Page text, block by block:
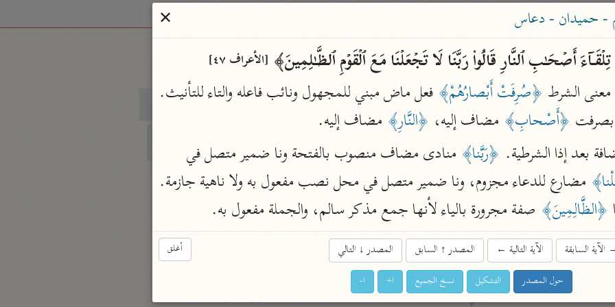
ساهم معنا في نشر القرآن والعلم الشرعي
الباحث القرآني
علوم مصاحف معاجم
Type 2 or
Type 1 or
more
characters
for results.
عامّة
فتح البيان
صديق حسن خان (١٣٠٧ هـ)
نحو ١٢ مجلدًا
فتح القدير
الشوكاني (١٢٥٠ هـ)
معاصرة
الميسر
مجمع الملك فهد
مركز تفسير
- حميدان - دعاس
✕
أَصۡحَـٰبِ ٱلنَّارِ قَالُوا۟ رَبَّنَا لَا تَجۡعَلۡنَا مَعَ ٱلۡقَوۡمِ ٱلظَّـٰلِمِینَ﴾ [الأعراف ٤٧]
الشرط ﴿صُرِفَتْ أَبْصارُهُمْ﴾ فعل ماض مبني للمجهول ونائب فاعله والتاء للتأنيث.
﴿أَصْحابِ﴾ مضاف إليه، ﴿النَّارِ﴾ مضاف إليه.
بعد إذا الشرطية. ﴿رَبَّنا﴾
مضارع للدعاء مجزوم، ونا ضمير متصل في محل نصب مفعول به ولا ناهية جازمة.
﴿الظَّالِمِينَ﴾ صفة مجرورة بالياء لأنها جمع مذكر سالم، والجملة مفعول به.
أغلق الآية السابقة الآية التالية ← المصدر↑السابق المصدر↓التالي
حول المصدر التشكيل نسخ الجميع ا+ ا-